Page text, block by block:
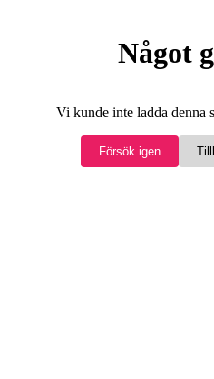
Något
Vi kunde inte ladda denna
Försök igen